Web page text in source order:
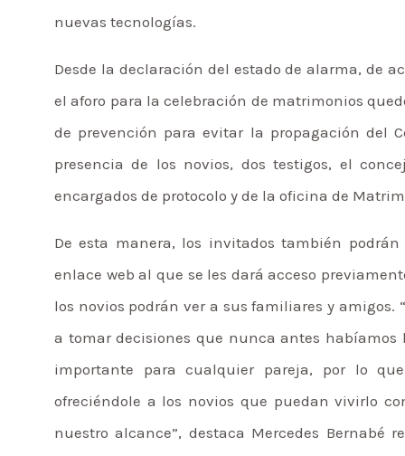
nuevas tecnologías.
Desde la declaración del estado de alarma, de
el aforo para la celebración de matrimonios
de prevención para evitar la propagación del
presencia de los novios, dos testigos, el
encargados de protocolo y de la oficina de
De esta manera, los invitados también
enlace web al que se les dará acceso
los novios podrán ver a sus familiares y
a tomar decisiones que nunca antes
importante para cualquier pareja, por lo
ofreciéndole a los novios que puedan vivirlo
nuestro alcance”, destaca Mercedes Bernabé